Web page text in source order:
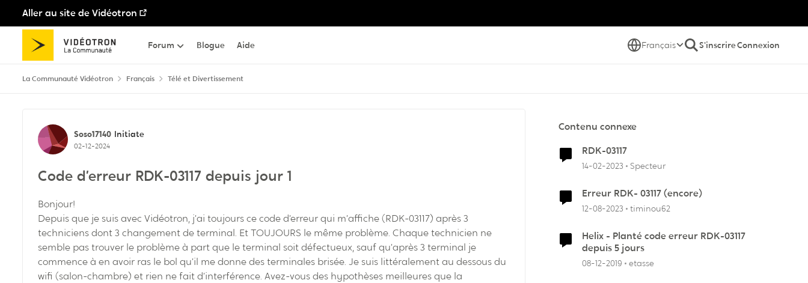
Aller au site de Vidéotron
Passer au contenu
Forum Blogue Aide Français S'inscrireConnexion
La Communauté Vidéotron Français Télé et Divertissement
Discussion de forum
Soso17140 Initiate
02-12-2024
Code d’erreur RDK-03117 depuis jour 1
Bonjour!
Depuis que je suis avec Vidéotron, j’ai toujours ce code d’erreur qui m’affiche (RDK-03117) après 3
techniciens dont 3 changement de terminal. Et TOUJOURS le même problème. Chaque technicien ne
semble pas trouver le problème à part que le terminal soit défectueux, sauf qu’après 3 terminal je
commence à en avoir ras le bol qu’il me donne des terminales brisée. Je suis littéralement au dessous du
wifi (salon-chambre) et rien ne fait d’interférence. Avez-vous des hypothèses meilleures que la
Contenu connexe
RDK-03117
14-02-2023 Specteur
Erreur RDK- 03117 (encore)
12-08-2023 timinou62
Helix - Planté code erreur RDK-03117
depuis 5 jours
08-12-2019 etasse